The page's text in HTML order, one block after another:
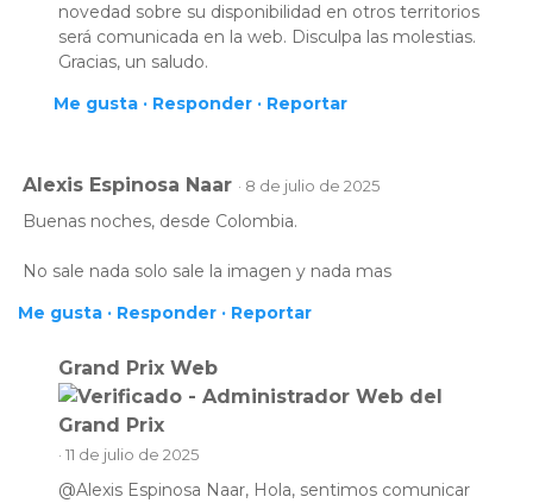
novedad sobre su disponibilidad en otros territorios
será comunicada en la web. Disculpa las molestias.
Gracias, un saludo.
Me gusta · Responder · Reportar
Alexis Espinosa Naar · 8 de julio de 2025
Buenas noches, desde Colombia.
No sale nada solo sale la imagen y nada mas
Me gusta · Responder · Reportar
Grand Prix Web
· 11 de julio de 2025
@Alexis Espinosa Naar, Hola, sentimos comunicar